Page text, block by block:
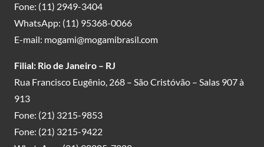
Fone: (11) 2949-3404
WhatsApp: (11) 95368-0066
E-mail: mogami@mogamibrasil.com
Filial: Rio de Janeiro – RJ
Rua Francisco Eugênio, 268 – São Cristóvão – Salas 907 à
913
Fone: (21) 3215-9853
Fone: (21) 3215-9422